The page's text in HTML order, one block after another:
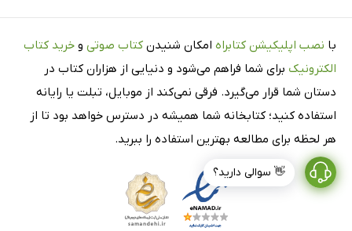
👋 سوالی دارید؟
با نصب اپلیکیشن کتابراه امکان شنیدن کتاب صوتی و خرید کتاب
الکترونیک برای شما فراهم می‌شود و دنیایی از هزاران کتاب در
دستان شما قرار می‌گیرد. فرقی نمی‌کند از موبایل، تبلت یا رایانه
استفاده کنید؛ کتابخانه شما همیشه در دسترس خواهد بود تا از
هر لحظه برای مطالعه بهترین استفاده را ببرید.